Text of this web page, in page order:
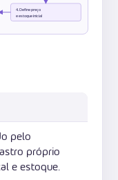
4. Define preço
e estoque inicial
pelo
próprio
e estoque.